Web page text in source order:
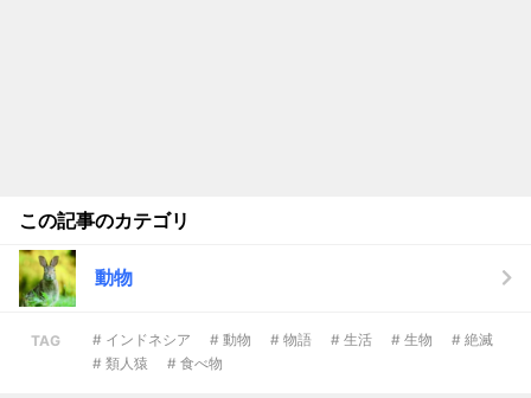
この記事のカテゴリ
動物
TAG # インドネシア # 動物 # 物語 # 生活 # 生物
# 絶滅
# 類人猿
# 食べ物